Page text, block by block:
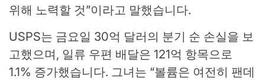
위해 노력할 것”이라고 말했습니다.
USPS는 금요일 30억 달러의 분기 순 손실을 보
고했으며, 일류 우편 배달은 121억 항목으로
1.1% 증가했습니다. 그녀는 “볼륨은 여전히 ​​팬데